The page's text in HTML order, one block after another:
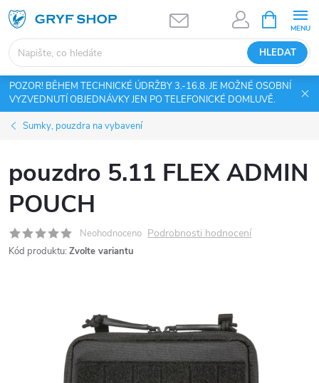
Přejít
na
obsah
HLEDAT
NÁKUPNÍ
KOŠÍK
POZOR! BĚHEM TECHNICKÉ ÚDRŽBY 3.-16.8. JE MOŽNÉ OSOBNÍ
VYZVEDNUTÍ OBJEDNÁVKY JEN PO TELEFONICKÉ DOMLUVĚ.
Sumky, pouzdra na vybavení
pouzdro 5.11 FLEX ADMIN
POUCH
Neohodnoceno Podrobnosti hodnocení
Kód produktu: Zvolte variantu